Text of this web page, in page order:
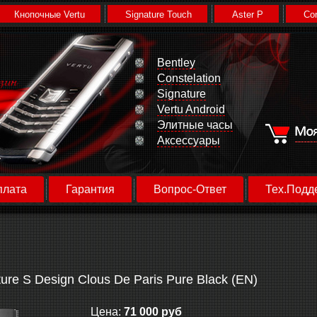
Кнопочные Vertu Signature Touch Aster P
Bentley
Constelation
Signature
Vertu Android
Элитные часы
Аксессуары
Гарантия Вопрос-Ответ
S Design Clous De Paris Pure Black (EN)
Цена: 71 000 руб